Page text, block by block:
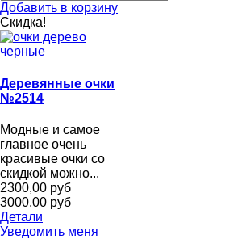
Добавить в корзину
Скидка!
Деревянные очки
№2514
Модные и самое
главное очень
красивые очки со
скидкой можно...
2300,00 руб
3000,00 руб
Детали
Уведомить меня